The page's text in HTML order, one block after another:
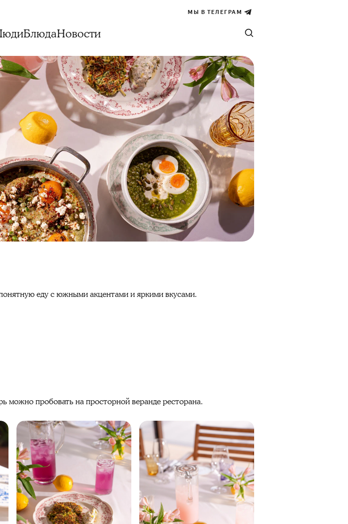
МЫ В ТЕЛЕГРАМ
БлюдаНовости
еду с южными акцентами и яркими вкусами.
можно пробовать на просторной веранде ресторана.